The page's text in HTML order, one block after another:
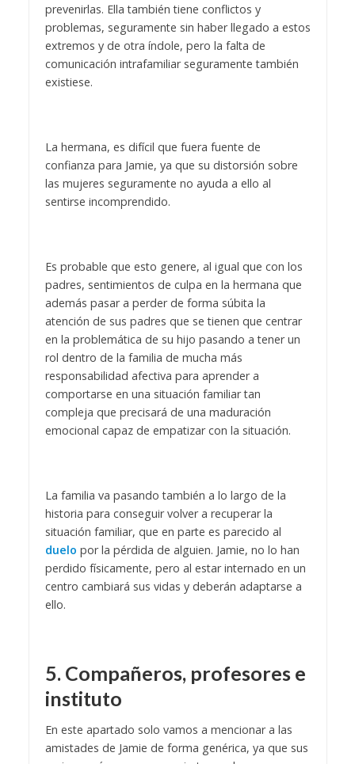
prevenirlas. Ella también tiene conflictos y
problemas, seguramente sin haber llegado a estos
extremos y de otra índole, pero la falta de
comunicación intrafamiliar seguramente también
existiese.
La hermana, es difícil que fuera fuente de
confianza para Jamie, ya que su distorsión sobre
las mujeres seguramente no ayuda a ello al
sentirse incomprendido.
Es probable que esto genere, al igual que con los
padres, sentimientos de culpa en la hermana que
además pasar a perder de forma súbita la
atención de sus padres que se tienen que centrar
en la problemática de su hijo pasando a tener un
rol dentro de la familia de mucha más
responsabilidad afectiva para aprender a
comportarse en una situación familiar tan
compleja que precisará de una maduración
emocional capaz de empatizar con la situación.
La familia va pasando también a lo largo de la
historia para conseguir volver a recuperar la
situación familiar, que en parte es parecido al
duelo por la pérdida de alguien. Jamie, no lo han
perdido físicamente, pero al estar internado en un
centro cambiará sus vidas y deberán adaptarse a
ello.
5. Compañeros, profesores e
instituto
En este apartado solo vamos a mencionar a las
amistades de Jamie de forma genérica, ya que sus